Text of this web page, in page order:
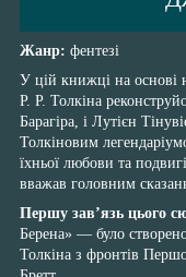
Жанр: фентезі
У цій книжці на основі
Р. Р. Толкіна
Барагіра, і Лутієн
Толкіновим
їхньої любови та
вважав головним
Першу зав’язь цього
Берена» — було
Толкіна з фронтів